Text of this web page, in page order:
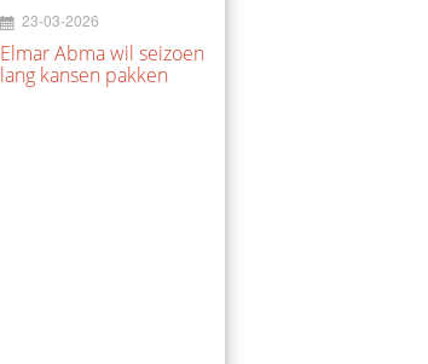
23-03-2026
Elmar Abma wil seizoen
lang kansen pakken